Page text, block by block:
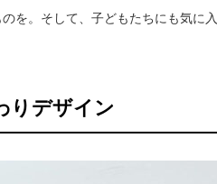
を。そして、子どもたちにも気に
りデザイン